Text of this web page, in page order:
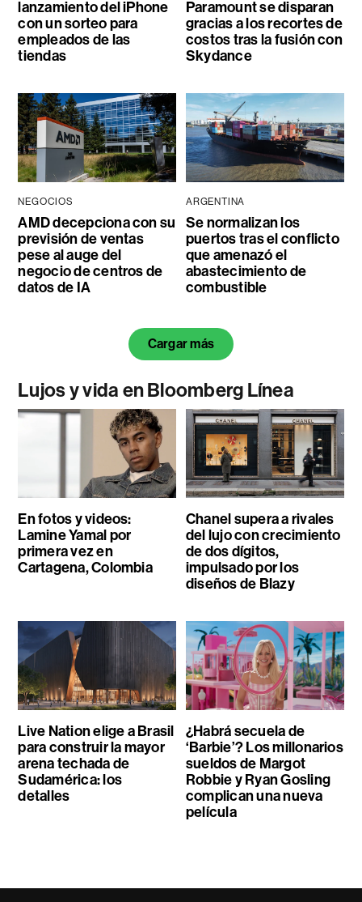
lanzamiento del iPhone
con un sorteo para
empleados de las
tiendas
Paramount se disparan
gracias a los recortes de
costos tras la fusión con
Skydance
NEGOCIOS
AMD decepciona con su
previsión de ventas
pese al auge del
negocio de centros de
datos de IA
ARGENTINA
Se normalizan los
puertos tras el conflicto
que amenazó el
abastecimiento de
combustible
Cargar más
Lujos y vida en Bloomberg Línea
En fotos y videos:
Lamine Yamal por
primera vez en
Cartagena, Colombia
Chanel supera a rivales
del lujo con crecimiento
de dos dígitos,
impulsado por los
diseños de Blazy
Live Nation elige a Brasil
para construir la mayor
arena techada de
Sudamérica: los
detalles
¿Habrá secuela de
‘Barbie’? Los millonarios
sueldos de Margot
Robbie y Ryan Gosling
complican una nueva
película